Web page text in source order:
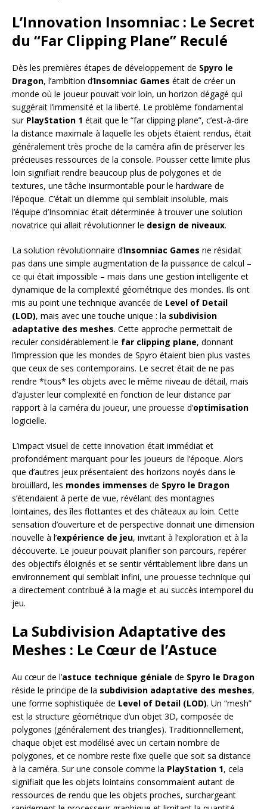
L’Innovation Insomniac : Le Secret
du “Far Clipping Plane” Reculé
Dès les premières étapes de développement de Spyro le
Dragon, l’ambition d’Insomniac Games était de créer un
monde où le joueur pouvait voir loin, un horizon dégagé qui
suggérait l’immensité et la liberté. Le problème fondamental
sur PlayStation 1 était que le “far clipping plane”, c’est-à-dire
la distance maximale à laquelle les objets étaient rendus, était
généralement très proche de la caméra afin de préserver les
précieuses ressources de la console. Pousser cette limite plus
loin signifiait rendre beaucoup plus de polygones et de
textures, une tâche insurmontable pour le hardware de
l’époque. C’était un dilemme qui semblait insoluble, mais
l’équipe d’Insomniac était déterminée à trouver une solution
novatrice qui allait révolutionner le design de niveaux.
La solution révolutionnaire d’Insomniac Games ne résidait
pas dans une simple augmentation de la puissance de calcul –
ce qui était impossible – mais dans une gestion intelligente et
dynamique de la complexité géométrique des mondes. Ils ont
mis au point une technique avancée de Level of Detail
(LOD), mais avec une touche unique : la subdivision
adaptative des meshes. Cette approche permettait de
reculer considérablement le far clipping plane, donnant
l’impression que les mondes de Spyro étaient bien plus vastes
que ceux de ses contemporains. Le secret était de ne pas
rendre *tous* les objets avec le même niveau de détail, mais
d’ajuster leur complexité en fonction de leur distance par
rapport à la caméra du joueur, une prouesse d’optimisation
logicielle.
L’impact visuel de cette innovation était immédiat et
profondément marquant pour les joueurs de l’époque. Alors
que d’autres jeux présentaient des horizons noyés dans le
brouillard, les mondes immenses de Spyro le Dragon
s’étendaient à perte de vue, révélant des montagnes
lointaines, des îles flottantes et des châteaux au loin. Cette
sensation d’ouverture et de perspective donnait une dimension
nouvelle à l’expérience de jeu, invitant à l’exploration et à la
découverte. Le joueur pouvait planifier son parcours, repérer
des objectifs éloignés et se sentir véritablement libre dans un
environnement qui semblait infini, une prouesse technique qui
a directement contribué à la magie et au succès intemporel du
jeu.
La Subdivision Adaptative des
Meshes : Le Cœur de l’Astuce
Au cœur de l’astuce technique géniale de Spyro le Dragon
réside le principe de la subdivision adaptative des meshes,
une forme sophistiquée de Level of Detail (LOD). Un “mesh”
est la structure géométrique d’un objet 3D, composée de
polygones (généralement des triangles). Traditionnellement,
chaque objet est modélisé avec un certain nombre de
polygones, et ce nombre reste fixe quelle que soit sa distance
à la caméra. Sur une console comme la PlayStation 1, cela
signifiait que les objets lointains consommaient autant de
ressources de rendu que les objets proches, surchargeant